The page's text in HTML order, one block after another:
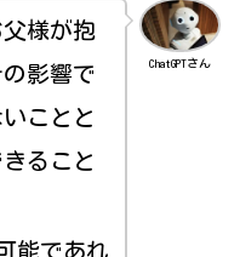
ChatGPTさん
様が抱
影響で
ことと
ること
能であれ